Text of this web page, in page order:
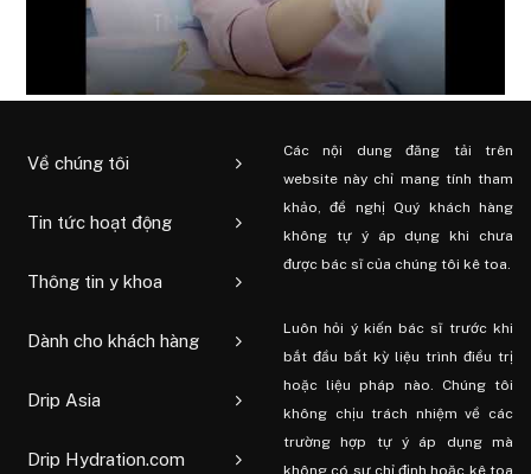
Về chúng tôi
Tin tức hoạt động
Thông tin y khoa
Dành cho khách hàng
Drip Asia
Drip Hydration.com
Các nội dung đăng tải trên
website này chỉ mang tính tham
khảo, đề nghị Quý khách hàng
không tự ý áp dụng khi chưa
được bác sĩ của chúng tôi kê toa.
Luôn hỏi ý kiến ​​bác sĩ trước khi
bắt đầu bất kỳ liệu trình điều trị
hoặc liệu pháp nào. Chúng tôi
không chịu trách nhiệm về các
trường hợp tự ý áp dụng mà
không có sự chỉ định hoặc kê toa